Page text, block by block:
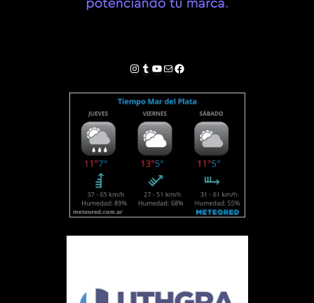
Instagram
Tumblr
YouTube
Correo electrónico
Facebook